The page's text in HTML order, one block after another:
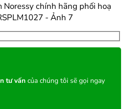
tư vấn của chúng tôi sẽ gọi ngay